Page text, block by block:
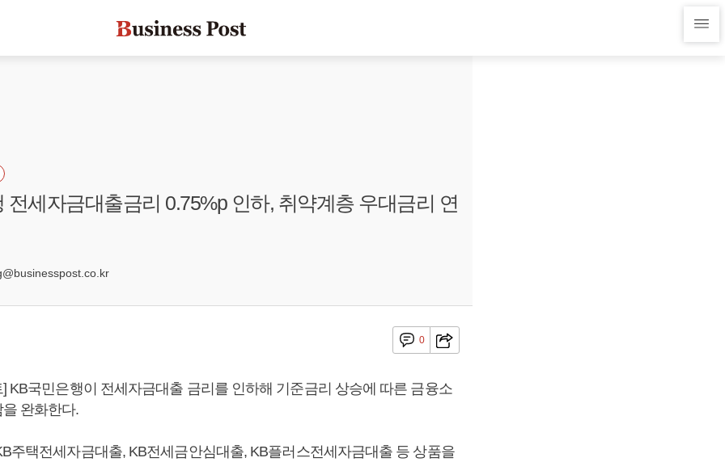
전세자금대출금리 0.75%p 인하, 취약계층 우대금리 연
0
KB국민은행이 전세자금대출 금리를 인하해 기준금리 상승에 따른 금융소
완화한다.
주택전세자금대출, KB전세금안심대출, KB플러스전세자금대출 등 상품을